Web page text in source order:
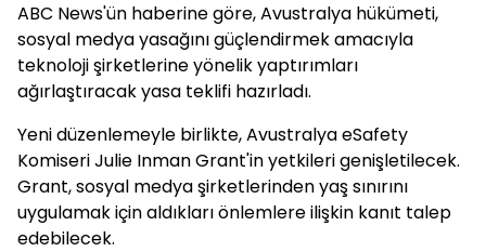
ABC News'ün haberine göre, Avustralya hükümeti,
sosyal medya yasağını güçlendirmek amacıyla
teknoloji şirketlerine yönelik yaptırımları
ağırlaştıracak yasa teklifi hazırladı.
Yeni düzenlemeyle birlikte, Avustralya eSafety
Komiseri Julie Inman Grant'in yetkileri genişletilecek.
Grant, sosyal medya şirketlerinden yaş sınırını
uygulamak için aldıkları önlemlere ilişkin kanıt talep
edebilecek.